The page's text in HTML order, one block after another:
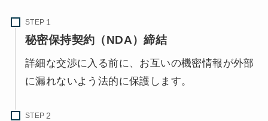
STEP
秘密保持契約（NDA）締結
詳細な交渉に入る前に、お互いの機密情報が外部
に漏れないよう法的に保護します。
STEP